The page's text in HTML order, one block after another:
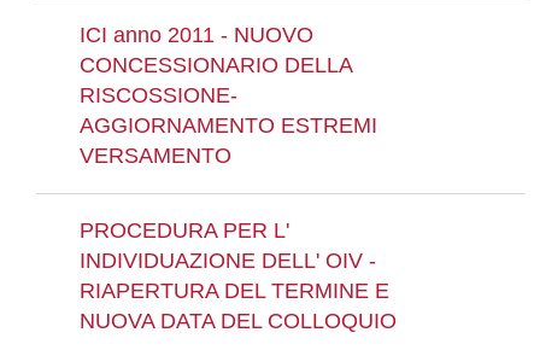
ICI anno 2011 - NUOVO
CONCESSIONARIO DELLA
RISCOSSIONE-
AGGIORNAMENTO ESTREMI
VERSAMENTO
PROCEDURA PER L'
INDIVIDUAZIONE DELL' OIV -
RIAPERTURA DEL TERMINE E
NUOVA DATA DEL COLLOQUIO